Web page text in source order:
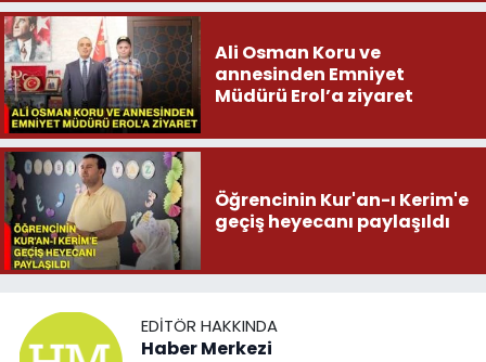
Ali Osman Koru ve
annesinden Emniyet
Müdürü Erol’a ziyaret
Öğrencinin Kur'an-ı Kerim'e
geçiş heyecanı paylaşıldı
EDITÖR HAKKINDA
Haber Merkezi